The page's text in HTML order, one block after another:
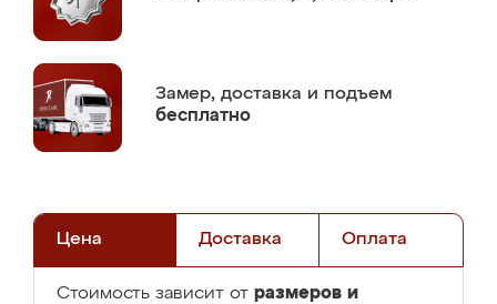
Замер, доставка и подъем
бесплатно
Цена Доставка Оплата
Стоимость зависит от размеров и